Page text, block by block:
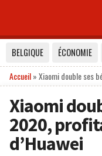
BELGIQUE ÉCONOMIE
Accueil»Xiaomi double ses
Xiaomi
2020,
d’Huawei